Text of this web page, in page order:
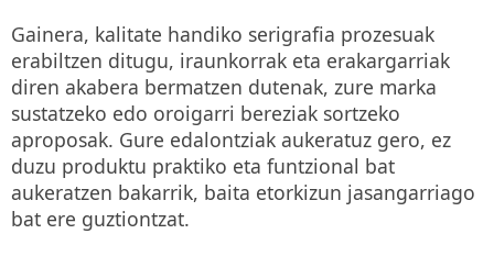
Gainera, kalitate handiko serigrafia prozesuak
erabiltzen ditugu, iraunkorrak eta erakargarriak
diren akabera bermatzen dutenak, zure marka
sustatzeko edo oroigarri bereziak sortzeko
aproposak. Gure edalontziak aukeratuz gero, ez
duzu produktu praktiko eta funtzional bat
aukeratzen bakarrik, baita etorkizun jasangarriago
bat ere guztiontzat.